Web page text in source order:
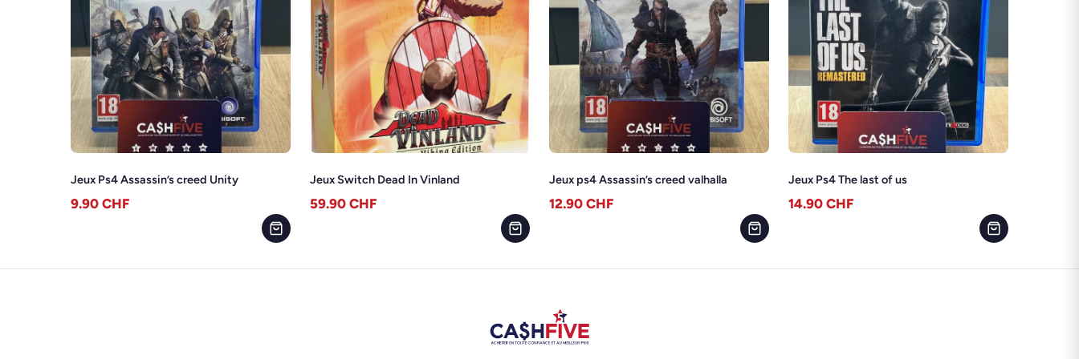
Jeux Ps4 Assassin’s creed Unity
9.90 CHF
Jeux Switch Dead In Vinland
59.90 CHF
Jeux ps4 Assassin’s creed valhalla
12.90 CHF
Jeux Ps4 The last of us
14.90 CHF